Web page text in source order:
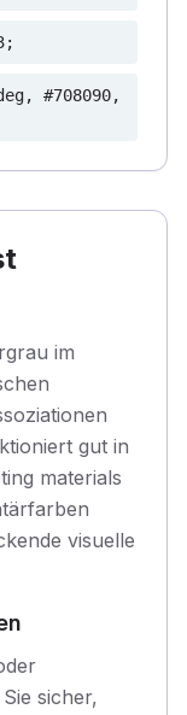
#708090,
im
gut in
materials
visuelle
sicher,